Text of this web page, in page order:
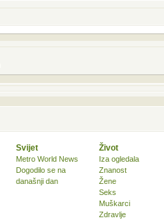
Svijet
Metro World News
Dogodilo se na
današnji dan
Život
Iza ogledala
Znanost
Žene
Seks
Muškarci
Zdravlje